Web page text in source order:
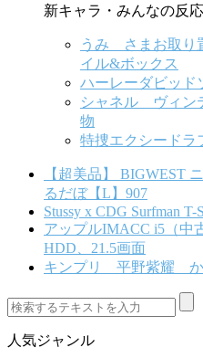
新キャラ・みんなの反
うみ さまお取
イル&ボックス
ハーレーダビッド
シャネル ヴィ
物
特捜エクシードラ
【超美品】 BIGWEST
るだぼ【L】907
Stussy x CDG Surfman T-
アップルIMACC i5（中
HDD、21.5画面
キンプリ 平野紫耀 か
人気ジャンル